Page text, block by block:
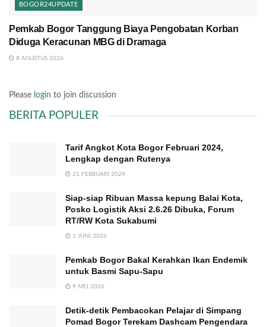
BOGOR24UPDATE
Pemkab Bogor Tanggung Biaya Pengobatan Korban
Diduga Keracunan MBG di Dramaga
8 AGUSTUS 2026
Please login to join discussion
BERITA POPULER
Tarif Angkot Kota Bogor Februari 2024,
Lengkap dengan Rutenya
21 FEBRUARI 2024
Siap-siap Ribuan Massa kepung Balai Kota,
Posko Logistik Aksi 2.6.26 Dibuka, Forum
RT/RW Kota Sukabumi
1 JUNI 2026
Pemkab Bogor Bakal Kerahkan Ikan Endemik
untuk Basmi Sapu-Sapu
9 MEI 2026
Detik-detik Pembacokan Pelajar di Simpang
Pomad Bogor Terekam Dashcam Pengendara